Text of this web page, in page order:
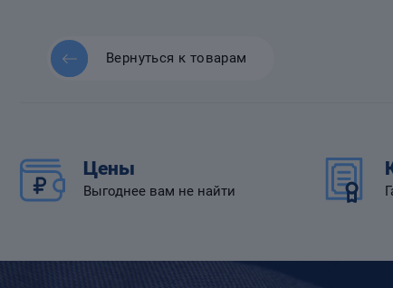
Вернуться к товарам
Цены
Выгоднее вам не найти